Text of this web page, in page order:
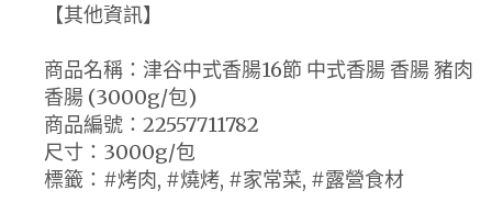
【其他資訊】
商品名稱：津谷中式香腸16節 中式香腸 香腸 豬肉
香腸 (3000g/包)
商品編號：22557711782
尺寸：3000g/包
標籤：#烤肉, #燒烤, #家常菜, #露營食材